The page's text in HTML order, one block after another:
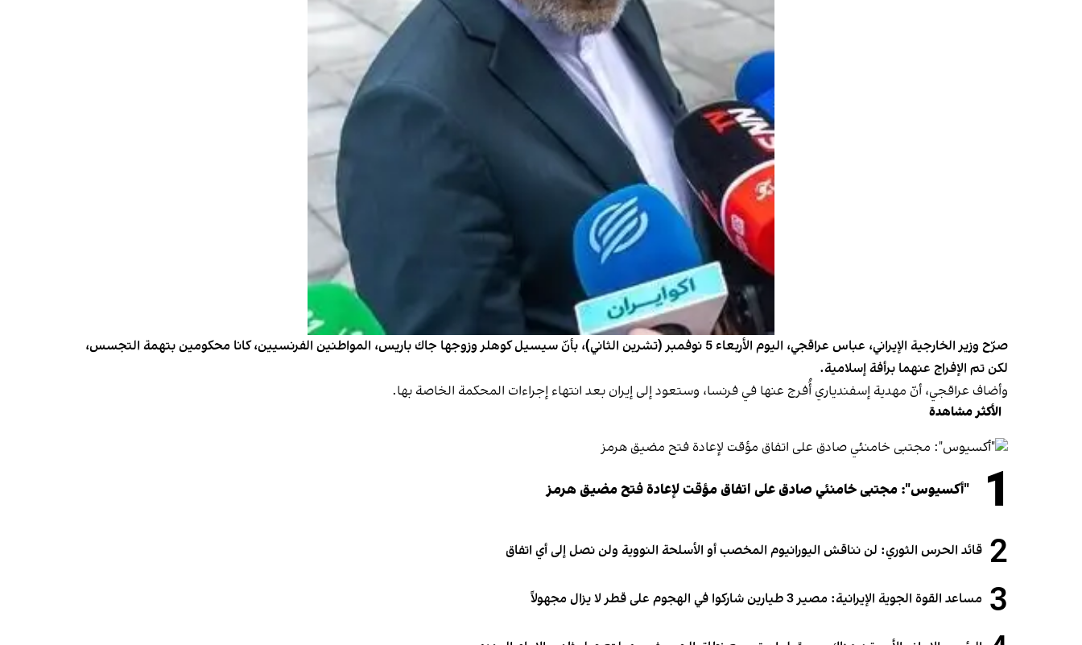
صرّح وزير الخارجية الإيراني، عباس عراقجي، اليوم الأربعاء 5 نوفمبر (تشرين الثاني)، بأنّ سيسيل كوهلر وزوجها جاك باريس، المواطنين الفرنسيين، كانا محكومين بتهمة التجسس،
لكن تم الإفراج عنهما برأفة إسلامية.
وأضاف عراقجي، أنّ مهدية إسفندياري أُفرج عنها في فرنسا، وستعود إلى إيران بعد انتهاء إجراءات المحكمة الخاصة بها.
الأكثر مشاهدة
1 "أكسيوس": مجتبى خامنئي صادق على اتفاق مؤقت لإعادة فتح مضيق هرمز
2 قائد الحرس الثوري: لن نناقش اليورانيوم المخصب أو الأسلحة النووية ولن نصل إلى أي اتفاق
3 مساعد القوة الجوية الإيرانية: مصير 3 طيارين شاركوا في الهجوم على قطر لا يزال مجهولاً